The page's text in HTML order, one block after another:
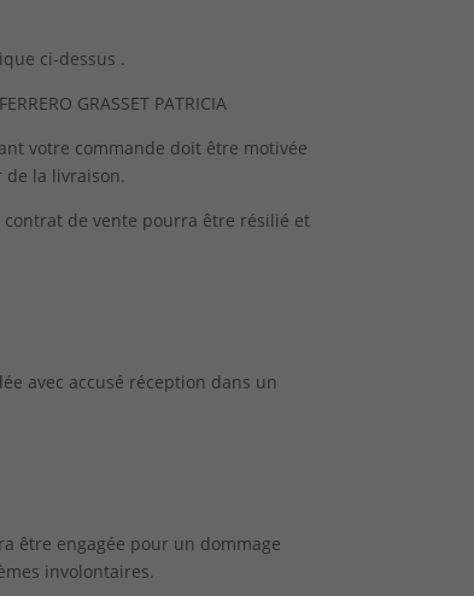
ci-dessus .
GRASSET PATRICIA
votre commande doit être motivée
la livraison.
de vente pourra être résilié et
avec accusé réception dans un
être engagée pour un dommage
involontaires.